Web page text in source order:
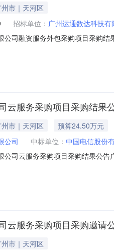
市｜天河区
招标单位： 广州运通数达科技有
公司融资服务外包采购项目采购
云服务采购项目采购结果
市｜天河区
预算24.50万元
公司 中标单位： 中国电信股份
公司云服务采购项目采购结果公
信通信服务有限公司、天讯瑞达
云服务采购项目采购邀请
市｜天河区